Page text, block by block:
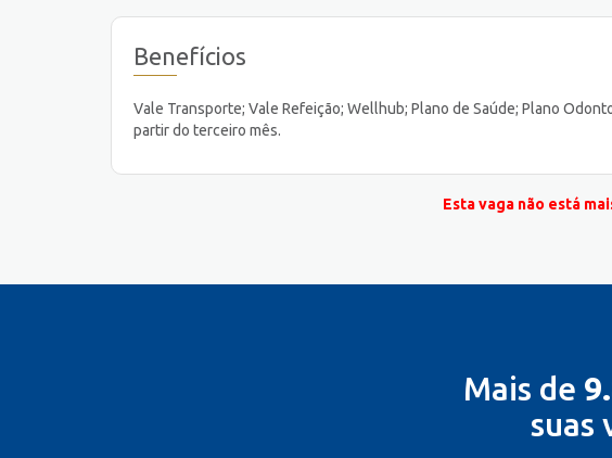
Benefícios
Vale Transporte; Vale Refeição; Wellhub; Plano de Saúde; Plano
partir do terceiro mês.
Esta vaga não está
Mais de
suas